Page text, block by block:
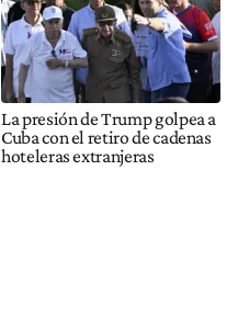
La presión de Trump golpea a
Cuba con el retiro de cadenas
hoteleras extranjeras